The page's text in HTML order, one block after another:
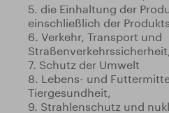
5. die Einhaltung der
einschließlich der
6. Verkehr, Transport und
Straßenverkehrssicherheit,
7. Schutz der Umwelt
8. Lebens- und
Tiergesundheit,
9. Strahlenschutz und